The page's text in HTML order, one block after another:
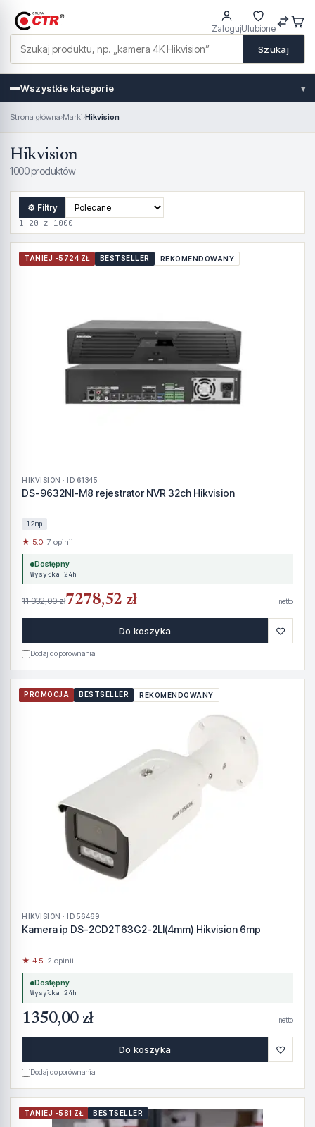
Szukaj
ZalogujUlubione
Wszystkie kategorie ▾
Strona główna›Marki›Hikvision
Hikvision
1000 produktów
⚙ Filtry
1–20 z 1000
TANIEJ -5724 ZŁ BESTSELLER REKOMENDOWANY
HIKVISION · ID 61345
DS-9632NI-M8 rejestrator NVR 32ch Hikvision
12mp
★ 5.0· 7 opinii
Dostępny
Wysyłka 24h
11 932,00 zł7278,52 zł netto
Do koszyka ♡
Dodaj do porównania
PROMOCJA BESTSELLER REKOMENDOWANY
HIKVISION · ID 56469
Kamera ip DS-2CD2T63G2-2LI(4mm) Hikvision 6mp
★ 4.5· 2 opinii
Dostępny
Wysyłka 24h
1350,00 zł netto
Do koszyka ♡
Dodaj do porównania
TANIEJ -581 ZŁ BESTSELLER